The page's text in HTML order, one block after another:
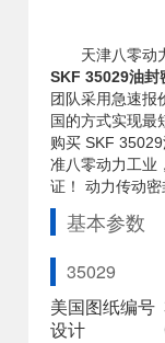
天津八零动
SKF 35029油封
团队采用急速报
国的方式实现最
购买 SKF
准八零动力工业
证！ 动力传动
基本参数
35029
美国图纸编号
设计